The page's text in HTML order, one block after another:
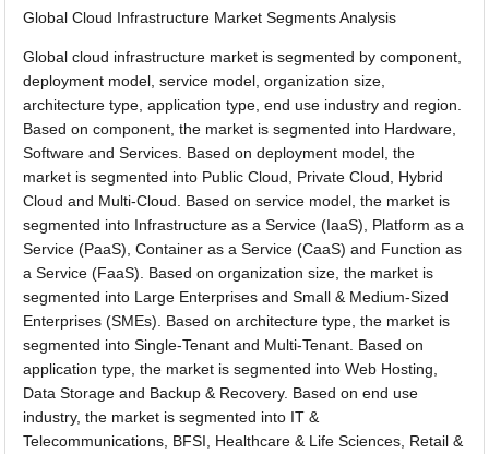
Global Cloud Infrastructure Market Segments Analysis
Global cloud infrastructure market is segmented by component,
deployment model, service model, organization size,
architecture type, application type, end use industry and region.
Based on component, the market is segmented into Hardware,
Software and Services. Based on deployment model, the
market is segmented into Public Cloud, Private Cloud, Hybrid
Cloud and Multi-Cloud. Based on service model, the market is
segmented into Infrastructure as a Service (IaaS), Platform as a
Service (PaaS), Container as a Service (CaaS) and Function as
a Service (FaaS). Based on organization size, the market is
segmented into Large Enterprises and Small & Medium-Sized
Enterprises (SMEs). Based on architecture type, the market is
segmented into Single-Tenant and Multi-Tenant. Based on
application type, the market is segmented into Web Hosting,
Data Storage and Backup & Recovery. Based on end use
industry, the market is segmented into IT &
Telecommunications, BFSI, Healthcare & Life Sciences, Retail &